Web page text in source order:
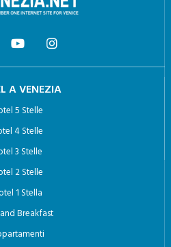
A VENEZIA
5 Stelle
4 Stelle
3 Stelle
2 Stelle
1 Stella
Breakfast